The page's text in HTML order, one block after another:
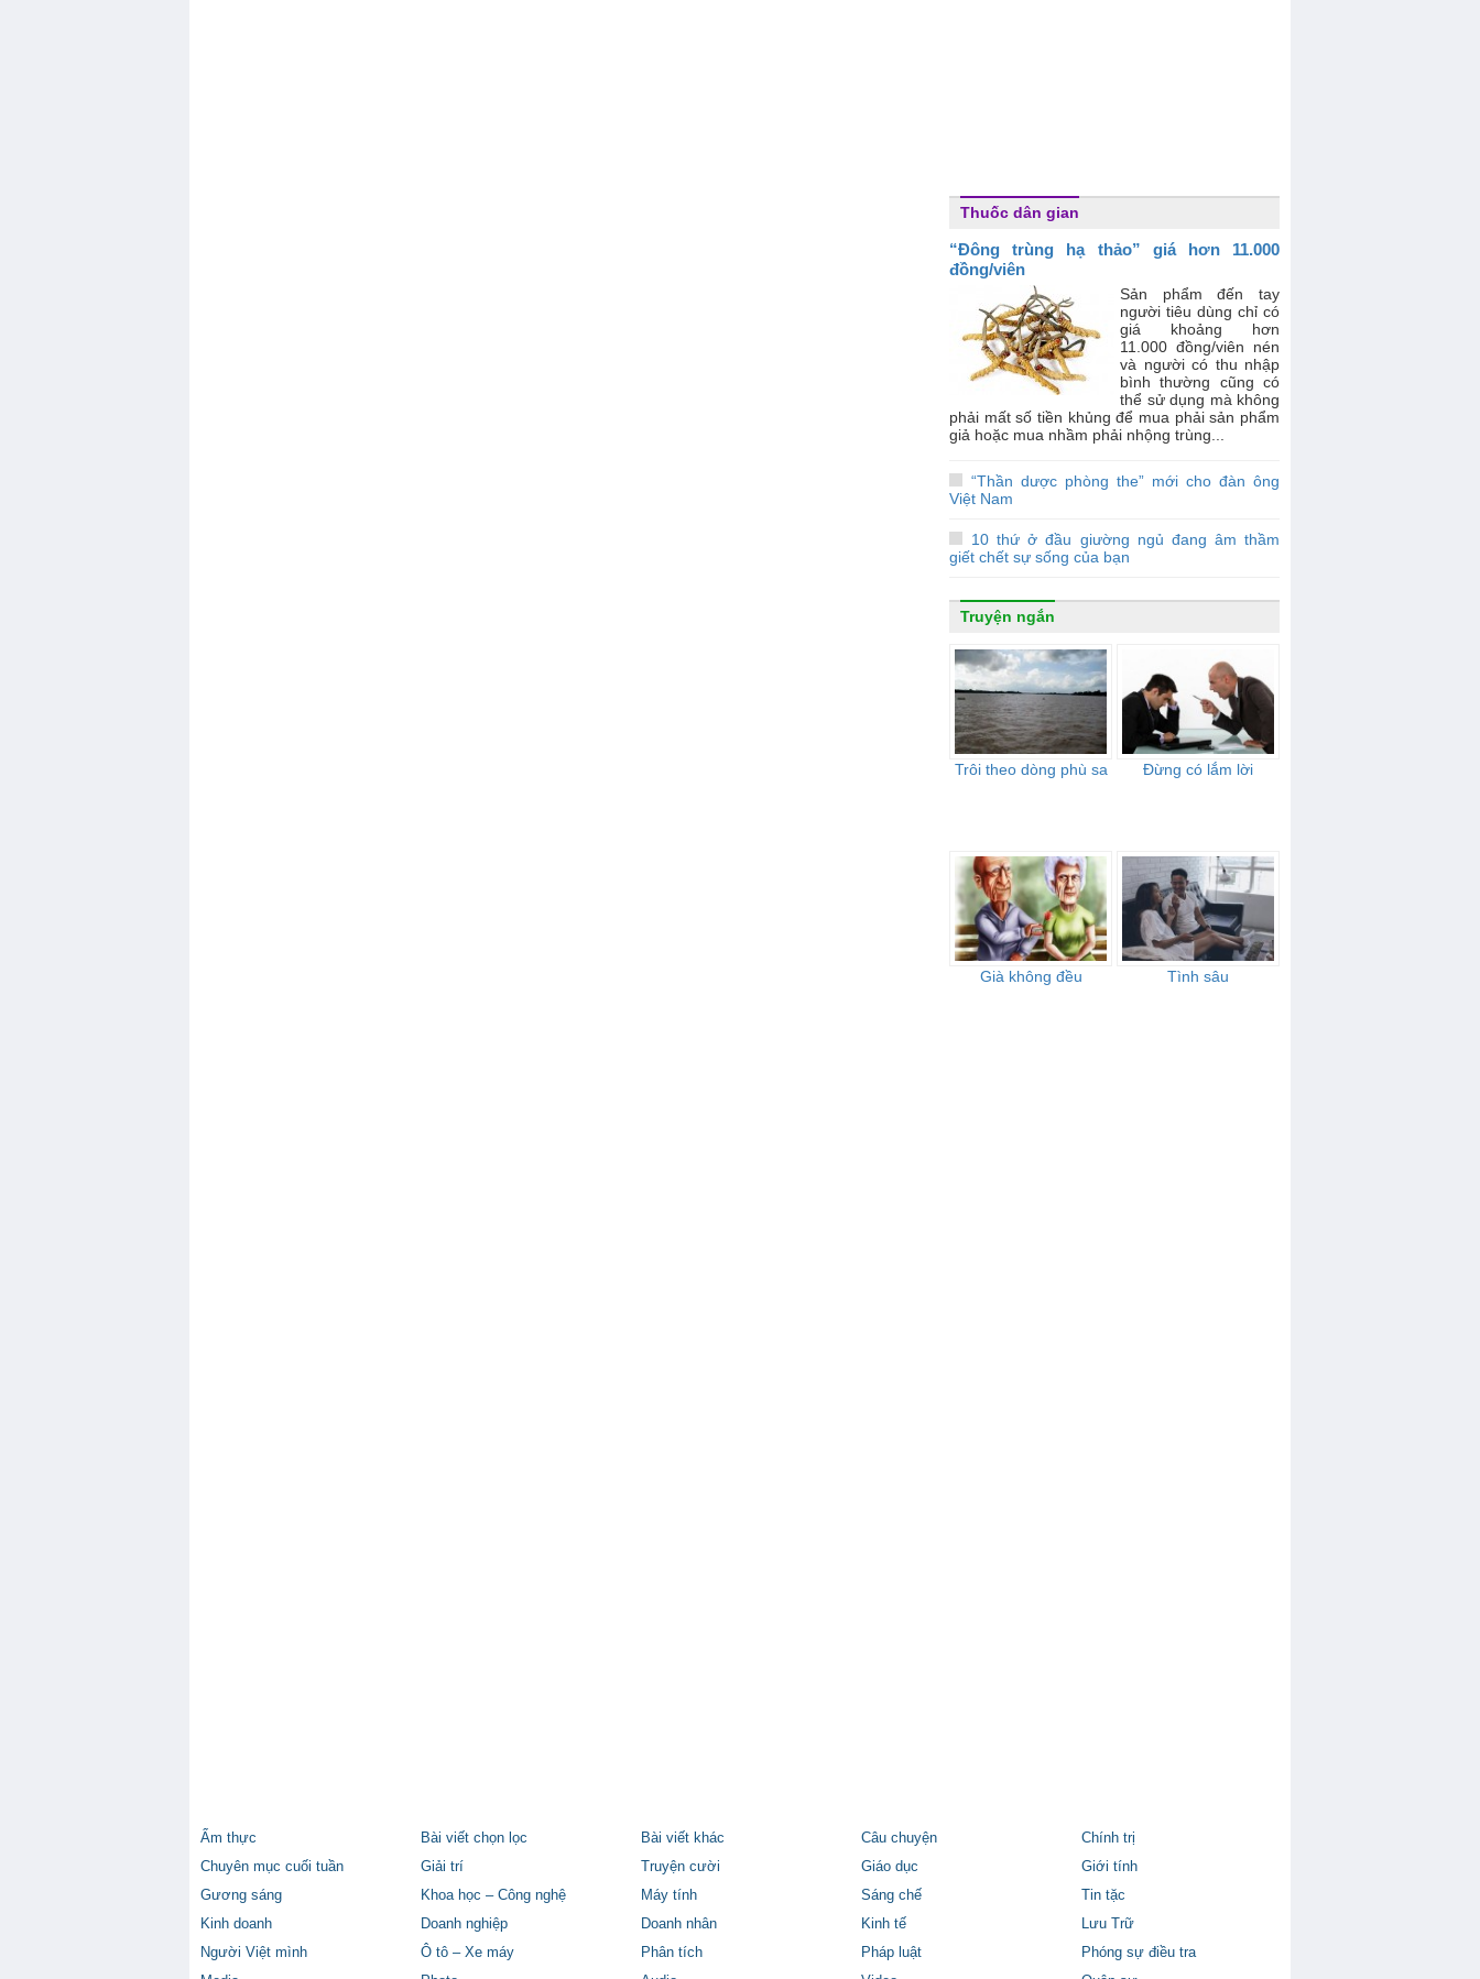
Thuốc dân gian
“Đông trùng hạ thảo” giá hơn 11.000
đồng/viên
Sản phẩm đến tay
người tiêu dùng chỉ có
giá khoảng hơn
11.000 đồng/viên nén
và người có thu nhập
bình thường cũng có
thể sử dụng mà không
phải mất số tiền khủng để mua phải sản phẩm
giả hoặc mua nhầm phải nhộng trùng...
“Thần dược phòng the” mới cho đàn ông
Việt Nam
10 thứ ở đầu giường ngủ đang âm thầm
giết chết sự sống của bạn
Truyện ngắn
Trôi theo dòng phù sa Đừng có lắm lời
Già không đều Tình sâu
Ẩm thực Bài viết chọn lọc Bài viết khác Câu chuyện
Chính trị
Chuyên mục cuối tuần
Giải trí Truyện cười Giáo dục
Giới tính
Gương sáng
Khoa học – Công nghệ Máy tính Sáng chế
Tin tặc
Kinh doanh
Doanh nghiệp Doanh nhân Kinh tế
Lưu Trữ
Người Việt mình
Ô tô – Xe máy Phân tích Pháp luật
Phóng sự điều tra